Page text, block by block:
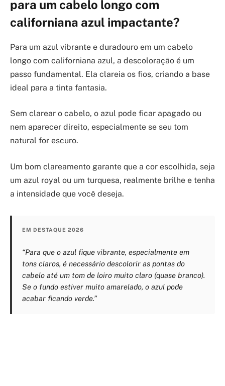
para um cabelo longo com
californiana azul impactante?
Para um azul vibrante e duradouro em um cabelo
longo com californiana azul, a descoloração é um
passo fundamental. Ela clareia os fios, criando a base
ideal para a tinta fantasia.
Sem clarear o cabelo, o azul pode ficar apagado ou
nem aparecer direito, especialmente se seu tom
natural for escuro.
Um bom clareamento garante que a cor escolhida, seja
um azul royal ou um turquesa, realmente brilhe e tenha
a intensidade que você deseja.
EM DESTAQUE 2026
“Para que o azul fique vibrante, especialmente em
tons claros, é necessário descolorir as pontas do
cabelo até um tom de loiro muito claro (quase branco).
Se o fundo estiver muito amarelado, o azul pode
acabar ficando verde.”